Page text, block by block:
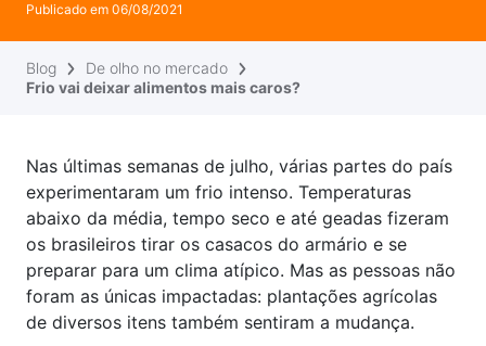
Publicado em 06/08/2021
Blog
De olho no mercado
Frio vai deixar alimentos mais caros?
Nas últimas semanas de julho, várias partes do país
experimentaram um frio intenso. Temperaturas
abaixo da média, tempo seco e até geadas fizeram
os brasileiros tirar os casacos do armário e se
preparar para um clima atípico. Mas as pessoas não
foram as únicas impactadas: plantações agrícolas
de diversos itens também sentiram a mudança.